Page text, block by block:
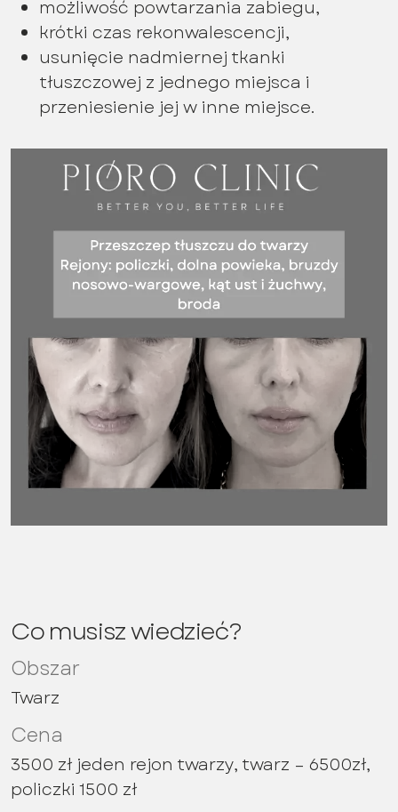
możliwość powtarzania zabiegu,
krótki czas rekonwalescencji,
usunięcie nadmiernej tkanki
tłuszczowej z jednego miejsca i
przeniesienie jej w inne miejsce.
Co musisz wiedzieć?
Obszar
Twarz
Cena
3500 zł jeden rejon twarzy, twarz – 6500zł,
policzki 1500 zł